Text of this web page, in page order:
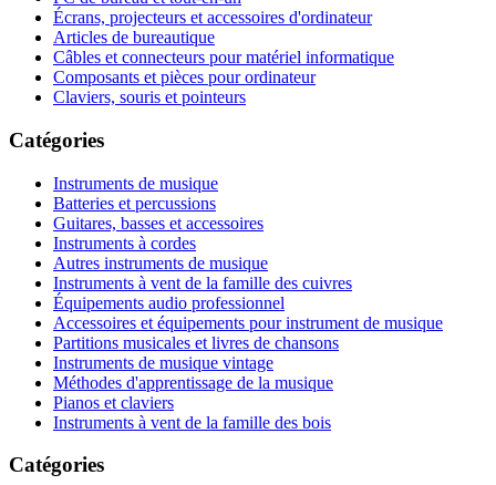
Écrans, projecteurs et accessoires d'ordinateur
Articles de bureautique
Câbles et connecteurs pour matériel informatique
Composants et pièces pour ordinateur
Claviers, souris et pointeurs
Catégories
Instruments de musique
Batteries et percussions
Guitares, basses et accessoires
Instruments à cordes
Autres instruments de musique
Instruments à vent de la famille des cuivres
Équipements audio professionnel
Accessoires et équipements pour instrument de musique
Partitions musicales et livres de chansons
Instruments de musique vintage
Méthodes d'apprentissage de la musique
Pianos et claviers
Instruments à vent de la famille des bois
Catégories